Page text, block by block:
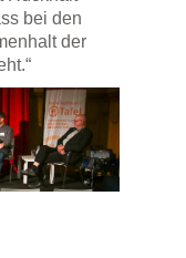
bei den
der